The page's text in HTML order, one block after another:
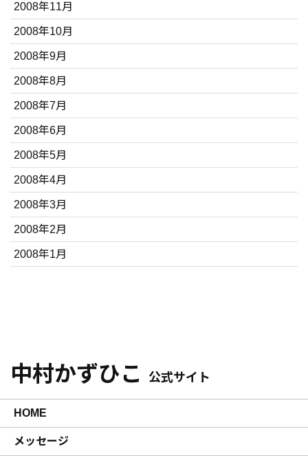
2008年11月
2008年10月
2008年9月
2008年8月
2008年7月
2008年6月
2008年5月
2008年4月
2008年3月
2008年2月
2008年1月
中村かずひこ 公式サイト
HOME
メッセージ